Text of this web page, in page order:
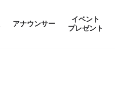
アナウンサー
イベント
プレゼント